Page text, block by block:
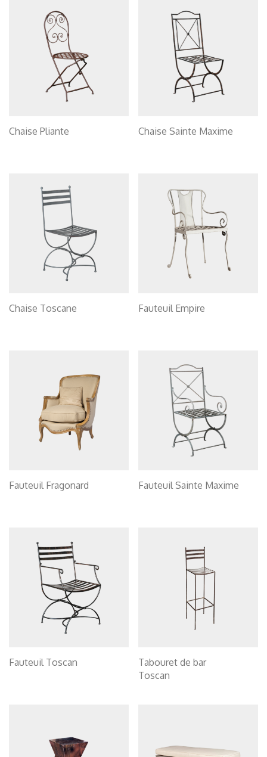
Chaise Pliante Chaise Sainte Maxime
Chaise Toscane Fauteuil Empire
Fauteuil Fragonard Fauteuil Sainte Maxime
Fauteuil Toscan
Tabouret de bar
Toscan